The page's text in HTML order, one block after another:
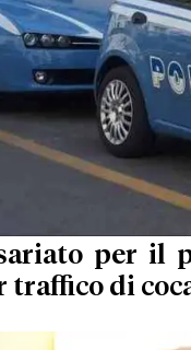
per il
traffico di